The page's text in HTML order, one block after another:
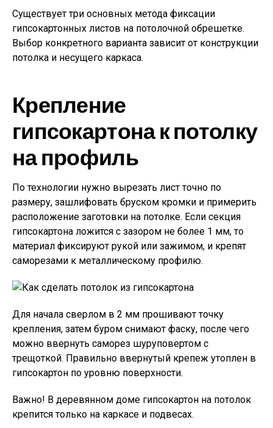
Существует три основных метода фиксации
гипсокартонных листов на потолочной обрешетке.
Выбор конкретного варианта зависит от конструкции
потолка и несущего каркаса.
Крепление
гипсокартона к потолку
на профиль
По технологии нужно вырезать лист точно по
размеру, зашлифовать бруском кромки и примерить
расположение заготовки на потолке. Если секция
гипсокартона ложится с зазором не более 1 мм, то
материал фиксируют рукой или зажимом, и крепят
саморезами к металлическому профилю.
Для начала сверлом в 2 мм прошивают точку
крепления, затем буром снимают фаску, после чего
можно ввернуть саморез шуруповертом с
трещоткой. Правильно ввернутый крепеж утоплен в
гипсокартон по уровню поверхности.
Важно! В деревянном доме гипсокартон на потолок
крепится только на каркасе и подвесах.